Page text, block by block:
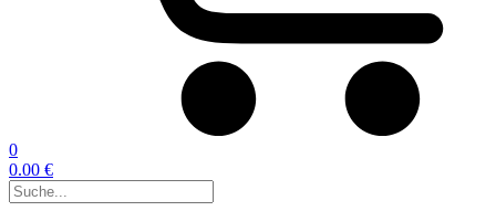
0
0.00 €